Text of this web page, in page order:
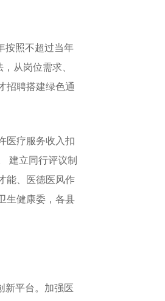
按照不超过当年
从岗位需求、
招聘搭建绿色通
医疗服务收入扣
建立同行评议制
能、医德医风作
生健康委，各县
新平台。加强医